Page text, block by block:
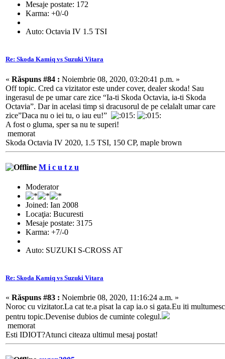
Mesaje postate: 172
Karma: +0/-0
Auto: Octavia IV 1.5 TSI
Re: Skoda Kamiq vs Suzuki Vitara
« Răspuns #84 : Noiembrie 08, 2020, 03:20:41 p.m. »
Off topic. Cred ca vizitator este under cover, dealer skoda! Sau
ingerasul de pe umar care zice “Ia-ti Skoda Octavia, ia-ti Skoda
Octavia”. Dar in acelasi timp si dracusorul de pe celalalt umar care
zice”Daca nu o iei tu, o iau eu!”
A fost o gluma, sper sa nu te superi!
memorat
Skoda Octavia IV 2020, 1.5 TSI, 150 CP, maple brown
M i c u t z u
Moderator
Joined: Ian 2008
Locaţia: Bucuresti
Mesaje postate: 3175
Karma: +7/-0
Auto: SUZUKI S-CROSS AT
Re: Skoda Kamiq vs Suzuki Vitara
« Răspuns #83 : Noiembrie 08, 2020, 11:16:24 a.m. »
Noroc cu vizitator.La cat te.a pisat la cap ia.o si gata.Eu iti multumesc
pentru topic.Devenise dubios de cuminte colegul.
memorat
Esti IDIOT?Atunci citeaza ultimul mesaj postat!